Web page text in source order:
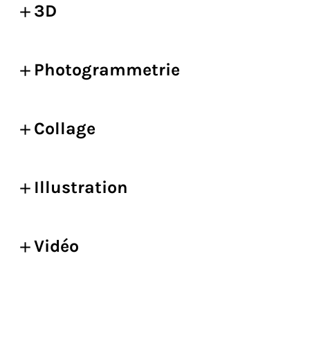
3D
Photogrammetrie
Collage
Illustration
Vidéo